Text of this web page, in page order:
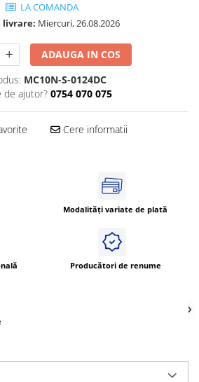
si
Blue Line
LA COMANDA
livrare: Miercuri, 26.08.2026
ADAUGA IN COS
MC10N-S-0124DC
de ajutor? 0754 070 075
Cere informatii
Modalități variate de plată
Producători de renume